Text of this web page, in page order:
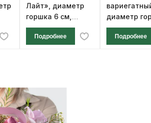
Лайт», диаметр
горшка 6 см,
высота 12 см
Подробнее
диаметр
см, высота
Подробнее